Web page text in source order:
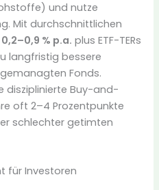
und nutze
Mit durchschnittlichen
0,2–0,9 % p.a. plus ETF-TERs
langfristig bessere
Fonds.
disziplinierte Buy-and-
oft 2–4 Prozentpunkte
schlechter getimten
für Investoren